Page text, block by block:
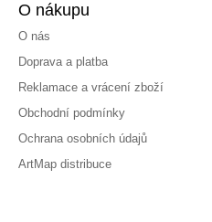
O nákupu
O nás
Doprava a platba
Reklamace a vrácení zboží
Obchodní podmínky
Ochrana osobních údajů
ArtMap distribuce